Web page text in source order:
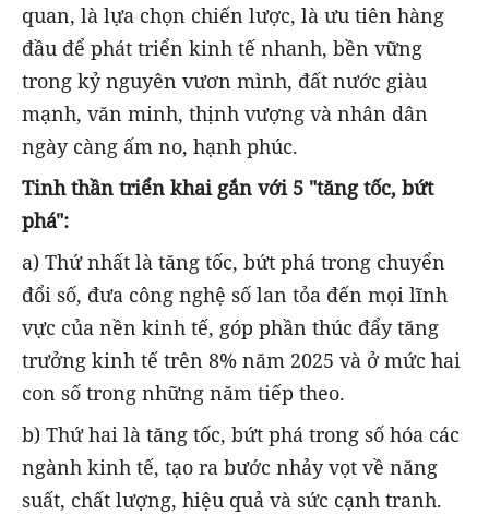
quan, là lựa chọn chiến lược, là ưu tiên hàng
đầu để phát triển kinh tế nhanh, bền vững
trong kỷ nguyên vươn mình, đất nước giàu
mạnh, văn minh, thịnh vượng và nhân dân
ngày càng ấm no, hạnh phúc.
Tinh thần triển khai gắn với 5 "tăng tốc, bứt
phá":
a) Thứ nhất là tăng tốc, bứt phá trong chuyển
đổi số, đưa công nghệ số lan tỏa đến mọi lĩnh
vực của nền kinh tế, góp phần thúc đẩy tăng
trưởng kinh tế trên 8% năm 2025 và ở mức hai
con số trong những năm tiếp theo.
b) Thứ hai là tăng tốc, bứt phá trong số hóa các
ngành kinh tế, tạo ra bước nhảy vọt về năng
suất, chất lượng, hiệu quả và sức cạnh tranh.